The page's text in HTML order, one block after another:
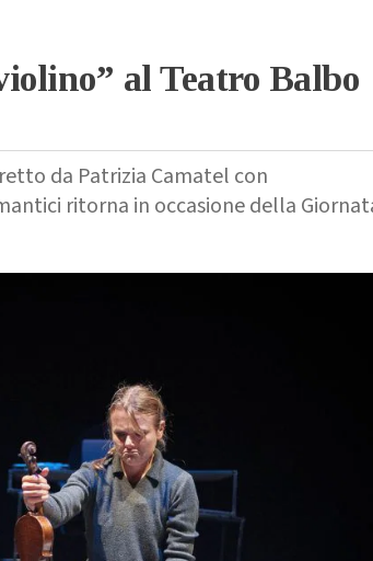
al Teatro Balbo
da Patrizia Camatel con
ritorna in occasione della